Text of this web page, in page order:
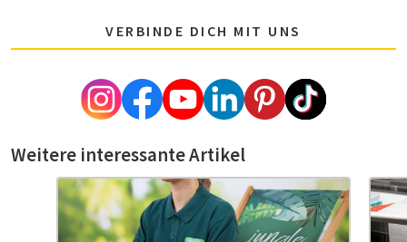
VERBINDE DICH MIT UNS
Weitere interessante Artikel